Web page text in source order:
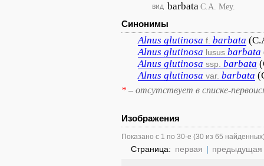
вид barbataC.A. Mey.
Синонимы
Alnus glutinosa f. barbata
Alnus glutinosa lusus barbata
Alnus glutinosa ssp. barbata
Alnus glutinosa var. barbata
* – отсутствует в списке-
Изображения
Показано с 1 по 30-е (30 из 65
Страница: первая | предыдущая